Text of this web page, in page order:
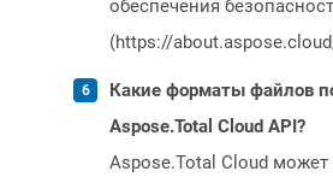
обеспечения
(https://
Какие форматы файлов
Aspose.Total Cloud API?
Aspose.Total Cloud может